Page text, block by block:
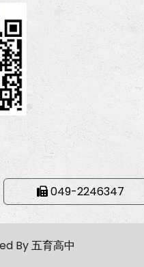
049-2246347
By五育高中